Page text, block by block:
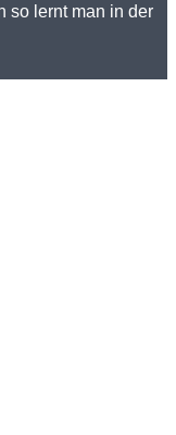
so lernt man in der